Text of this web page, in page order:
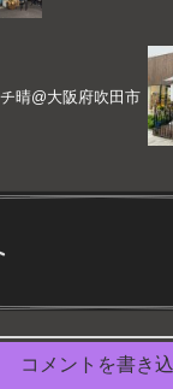
晴@大阪府吹田市
コメントを書き